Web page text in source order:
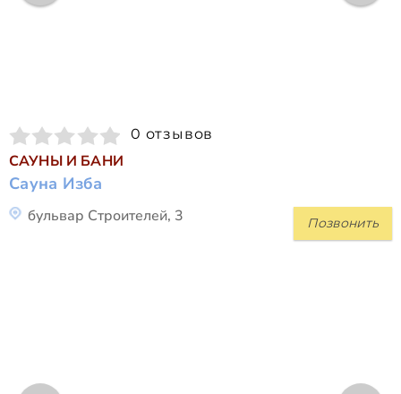
0 отзывов
САУНЫ И БАНИ
Сауна Изба
Позвонить
бульвар Строителей, 3